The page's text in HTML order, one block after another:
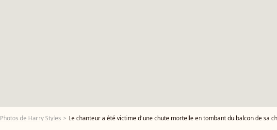
Photos de Harry Styles Le chanteur a été victime d'une chute mortelle en tombant du balcon de sa chambre d'hôtel de Bueno Aires,